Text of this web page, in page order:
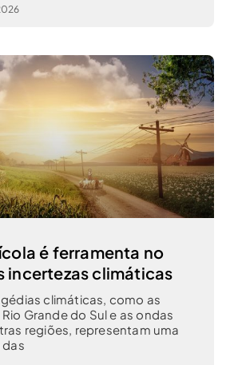
é ferramenta no
incertezas climáticas
climáticas, como as
Grande do Sul e as ondas
regiões, representam uma
das